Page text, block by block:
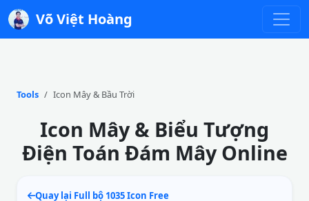
Võ Việt Hoàng
Tools Icon Mây & Bầu Trời
Icon Mây & Biểu Tượng
Điện Toán Đám Mây Online
Quay lại Full bộ 1035 Icon Free